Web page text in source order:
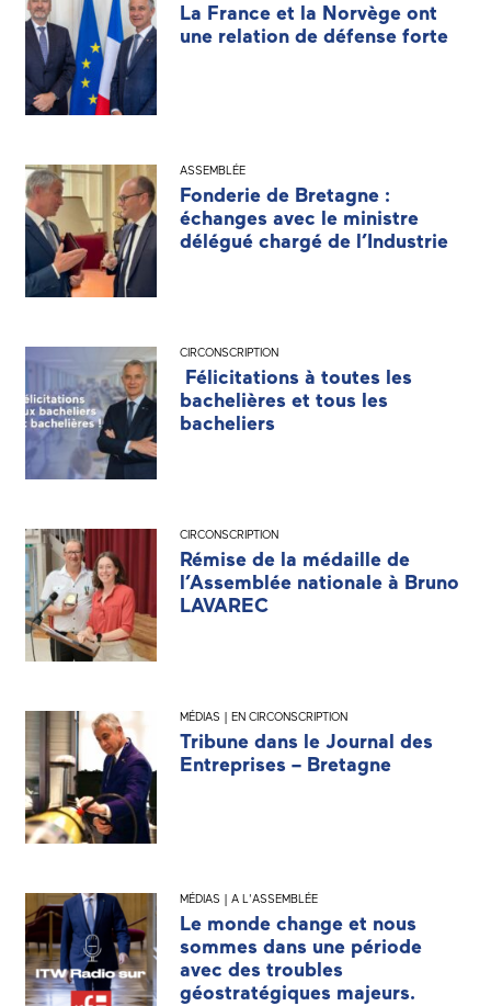
La France et la Norvège ont
une relation de défense forte
ASSEMBLÉE
Fonderie de Bretagne :
échanges avec le ministre
délégué chargé de l’Industrie
CIRCONSCRIPTION
Félicitations à toutes les
bachelières et tous les
bacheliers
CIRCONSCRIPTION
Rémise de la médaille de
l’Assemblée nationale à Bruno
LAVAREC
MÉDIAS | EN CIRCONSCRIPTION
Tribune dans le Journal des
Entreprises – Bretagne
MÉDIAS | A L'ASSEMBLÉE
Le monde change et nous
sommes dans une période
avec des troubles
géostratégiques majeurs.